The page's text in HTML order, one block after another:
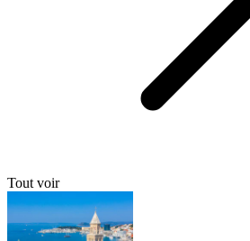
Tout voir